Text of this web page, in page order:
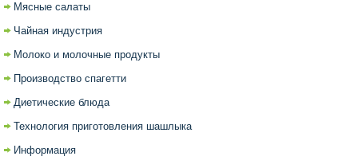
Мясные салаты
Чайная индустрия
Молоко и молочные продукты
Производство спагетти
Диетические блюда
Технология приготовления шашлыка
Информация